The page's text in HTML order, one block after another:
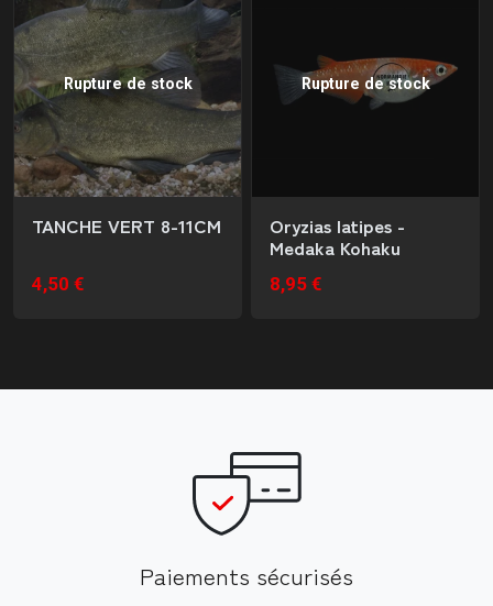
Rupture de stock
TANCHE VERT 8-11CM
4,50 €
Rupture de stock
Oryzias latipes -
Medaka Kohaku
8,95 €
Paiements sécurisés